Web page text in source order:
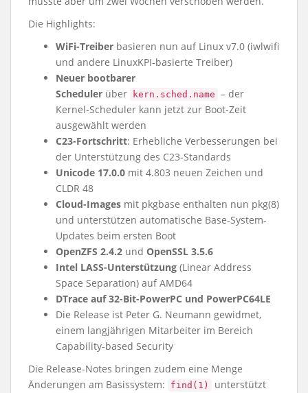
Die Highlights:
WiFi-Treiber basieren nun auf Linux v7.0 (iwlwifi
und andere LinuxKPI-basierte Treiber)
Neuer bootbarer
Scheduler über kern.sched.name – der
Kernel-Scheduler kann jetzt zur Boot-Zeit
ausgewählt werden
C23-Fortschritt: Erhebliche Verbesserungen bei
der Unterstützung des C23-Standards
Unicode 17.0.0 mit 4.803 neuen Zeichen und
CLDR 48
Cloud-Images mit pkgbase enthalten nun pkg(8)
und unterstützen automatische Base-System-
Updates beim ersten Boot
OpenZFS 2.4.2 und OpenSSL 3.5.6
Intel LASS-Unterstützung (Linear Address
Space Separation) auf AMD64
DTrace auf 32-Bit-PowerPC und PowerPC64LE
Die Release ist Peter G. Neumann gewidmet,
einem langjährigen Mitarbeiter im Bereich
Capability-based Security
Die Release-Notes bringen zudem eine Menge
Änderungen am Basissystem:
find(1)
unterstützt